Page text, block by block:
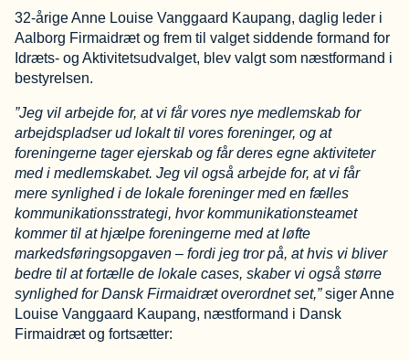
32-årige Anne Louise Vanggaard Kaupang, daglig leder i
Aalborg Firmaidræt og frem til valget siddende formand for
Idræts- og Aktivitetsudvalget, blev valgt som næstformand i
bestyrelsen.
”Jeg vil arbejde for, at vi får vores nye medlemskab for
arbejdspladser ud lokalt til vores foreninger, og at
foreningerne tager ejerskab og får deres egne aktiviteter
med i medlemskabet. Jeg vil også arbejde for, at vi får
mere synlighed i de lokale foreninger med en fælles
kommunikationsstrategi, hvor kommunikationsteamet
kommer til at hjælpe foreningerne med at løfte
markedsføringsopgaven – fordi jeg tror på, at hvis vi bliver
bedre til at fortælle de lokale cases, skaber vi også større
synlighed for Dansk Firmaidræt overordnet set,”siger Anne
Louise Vanggaard Kaupang, næstformand i Dansk
Firmaidræt og fortsætter: